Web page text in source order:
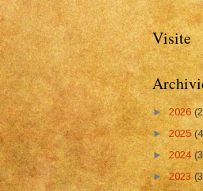
Visite
► 2026
►2025
►2024
►2023